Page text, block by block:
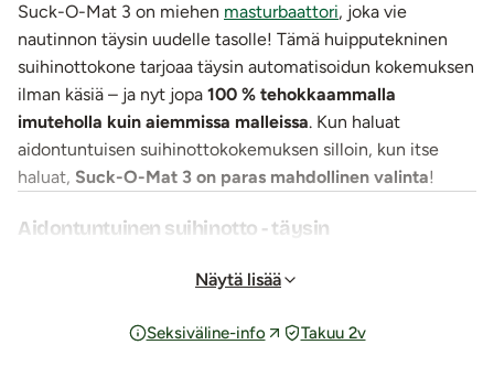
Suck-O-Mat 3 on miehen masturbaattori, joka vie
nautinnon täysin uudelle tasolle! Tämä huipputekninen
suihinottokone tarjoaa täysin automatisoidun kokemuksen
ilman käsiä – ja nyt jopa 100 % tehokkaammalla
imuteholla kuin aiemmissa malleissa. Kun haluat
aidontuntuisen suihinottokokemuksen silloin, kun itse
haluat, Suck-O-Mat 3 on paras mahdollinen valinta!
Aidontuntuinen suihinotto - täysin
Kuvittele hetki, jolloin voit rentoutua ja antaa laitteen
liikkuu rytmikkäästi ylös ja alas , tuottaenpenikseen
Näytä lisää
Seksiväline-info Takuu 2v